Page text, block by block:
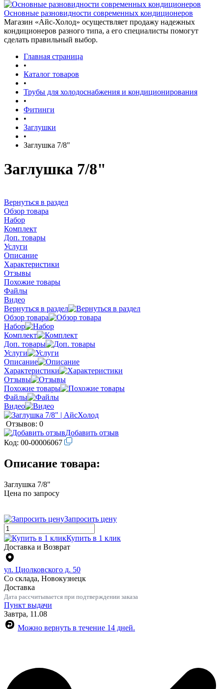
Основные разновидности современных кондиционеров
Магазин «Айс-Холод» осуществляет продажу надежных
кондиционеров разного типа, а его специалисты помогут
сделать правильный выбор.
Главная страница
•
Каталог товаров
•
Трубы для холодоснабжения и кондиционирования
•
Фитинги
•
Заглушки
•
Заглушка 7/8"
Заглушка 7/8"
Вернуться в раздел
Обзор товара
Набор
Комплект
Доп. товары
Услуги
Описание
Характеристики
Отзывы
Похожие товары
Файлы
Видео
Вернуться в раздел
Обзор товара
Набор
Комплект
Доп. товары
Услуги
Описание
Характеристики
Отзывы
Похожие товары
Файлы
Видео
Отзывов: 0
Добавить отзыв
Код: 00-00006067
Описание товара:
Заглушка 7/8"
Цена по запросу
Запросить цену
Купить в 1 клик
Доставка и Возврат
ул. Циолковского д. 50
Со склада, Новокузнецк
Доставка
Дата рассчитывается при подтверждении заказа
Пункт выдачи
Завтра, 11.08
Можно вернуть в течение 14 дней.